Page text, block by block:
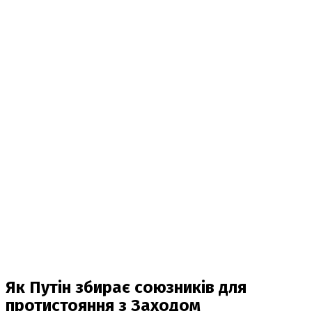
Як Путін збирає союзників для
протистояння з Заходом